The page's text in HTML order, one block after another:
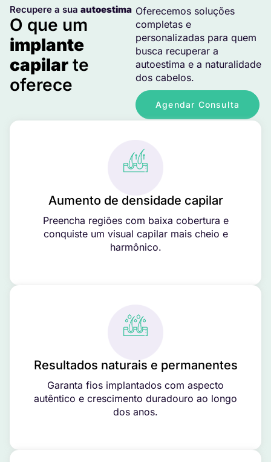
Recupere a sua autoestima
O que um
implante
capilar te
oferece
Oferecemos soluções
completas e
personalizadas para quem
busca recuperar a
autoestima e a naturalidade
dos cabelos.
Agendar Consulta
Aumento de densidade capilar
Preencha regiões com baixa cobertura e
conquiste um visual capilar mais cheio e
harmônico.
Resultados naturais e permanentes
Garanta fios implantados com aspecto
autêntico e crescimento duradouro ao longo
dos anos.